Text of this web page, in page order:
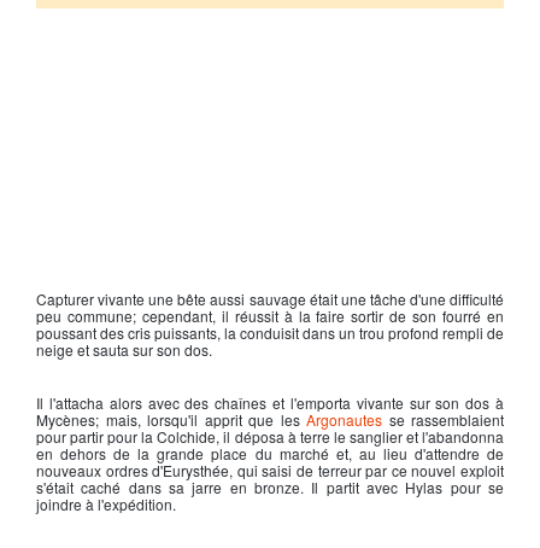
Capturer vivante une bête aussi sauvage était une tâche d'une difficulté
peu commune; cependant, il réussit à la faire sortir de son fourré en
poussant des cris puissants, la conduisit dans un trou profond rempli de
neige et sauta sur son dos.
Il l'attacha alors avec des chaînes et l'emporta vivante sur son dos à
Mycènes; mais, lorsqu'il apprit que les Argonautes se rassemblaient
pour partir pour la Colchide, il déposa à terre le sanglier et l'abandonna
en dehors de la grande place du marché et, au lieu d'attendre de
nouveaux ordres d'Eurysthée, qui saisi de terreur par ce nouvel exploit
s'était caché dans sa jarre en bronze. Il partit avec Hylas pour se
joindre à l'expédition.